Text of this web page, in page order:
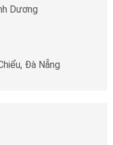
Dương
Đà Nẵng